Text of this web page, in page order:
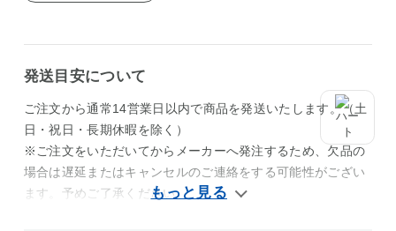
発送目安について
ご注文から通常14営業日以内で商品を発送いたします。（土
日・祝日・長期休暇を除く）
※ご注文をいただいてからメーカーへ発注するため、欠品の
場合は遅延またはキャンセルのご連絡をする可能性がござい
ます。予めご了承ください。